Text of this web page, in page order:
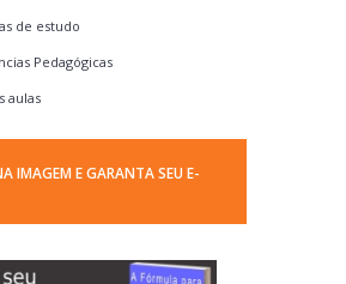
de estudo
Pedagógicas
aulas
IMAGEM E GARANTA SEU E-